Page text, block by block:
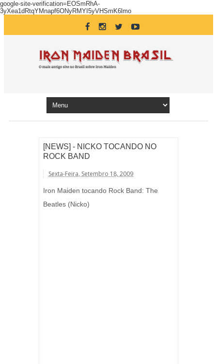
google-site-verification=EOSmRhA-
3yXea1dRtqYMnapf6ONyRMYI5yVHSmK6lmo
[NEWS] - NICKO TOCANDO NO
ROCK BAND
Sexta-Feira, Setembro 18, 2009
Iron Maiden tocando Rock Band: The
Beatles (Nicko)